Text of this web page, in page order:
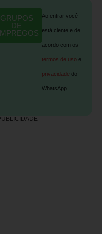
GRUPOS
DE
Ao entrar você
está ciente e de
acordo com os
termos de uso e
privacidade do
WhatsApp.